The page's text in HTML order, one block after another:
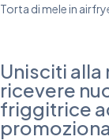
Torta di mele in
Unisciti
ricevere
friggitrice